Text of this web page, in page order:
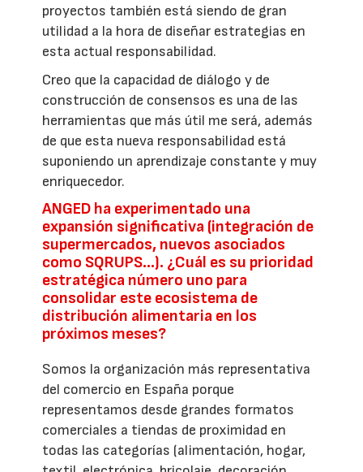
proyectos también está siendo de gran
utilidad a la hora de diseñar estrategias en
esta actual responsabilidad.
Creo que la capacidad de diálogo y de
construcción de consensos es una de las
herramientas que más útil me será, además
de que esta nueva responsabilidad está
suponiendo un aprendizaje constante y muy
enriquecedor.
ANGED ha experimentado una
expansión significativa (integración de
supermercados, nuevos asociados
como SQRUPS...). ¿Cuál es su prioridad
estratégica número uno para
consolidar este ecosistema de
distribución alimentaria en los
próximos meses?
Somos la organización más representativa
del comercio en España porque
representamos desde grandes formatos
comerciales a tiendas de proximidad en
todas las categorías (alimentación, hogar,